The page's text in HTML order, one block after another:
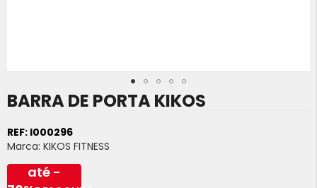
BARRA DE PORTA KIKOS
REF: I000296
Marca: KIKOS FITNESS
até -
Saltar
o
início
Galeria
de